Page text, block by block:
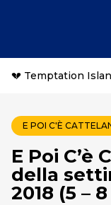
💔 Temptation
E POI C'È
E Poi
della
2018 (5 –